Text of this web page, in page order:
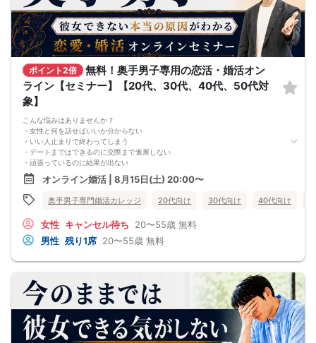
【注意事項】
・セミナー中はカメラをオン（お顔を出して）での受講をお願いします。
（屋外、車内からのご参加や、途中入室、退出はご遠慮下さい。）
【キャンセル規定】
セミナー準備の都合上、当日無断キャンセルの場合は、3,000円のキャンセル料を
お支払いいただきます。
ポイント2倍
無料！奥手男子専用の恋活・婚活オン
ライン【セミナー】【20代、30代、40代、50代対
象】
こんな悩みはありませんか？
・女性と何を話せばいいか分からない
・いい人止まりで終わってしまう
・デートまではできるのに交際まで進展しない
・頑張っているのに結果が出ない
・何が原因なのか分からない
・このまま続けても彼女ができる気がしない
これまで500名以上の
奥手男子の恋愛・婚活相談に乗ってきて、
それは、
多くの奥手男子は、努力不足ではなく、
努力の方向性がズレているということです。
恋愛系YouTubeを見たり、
婚活パーティーや街コンへ参加したり、
みなさん本当に努力しています。
でも、その努力が本命女性との交際につながらず、
「このまま恋愛・婚活を続けても、
本命女性と交際できないのではないか…」
オンライン婚活 | 8月15日(土) 20:00〜
奥手男子専門婚活カレッジ 20代向け 30代向け 40代向け
女性 キャンセル待ち 20〜55歳 無料
男性 残り1席 20〜55歳 無料